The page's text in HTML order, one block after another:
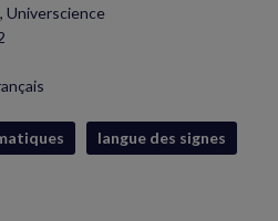
Universcience
langue des signes